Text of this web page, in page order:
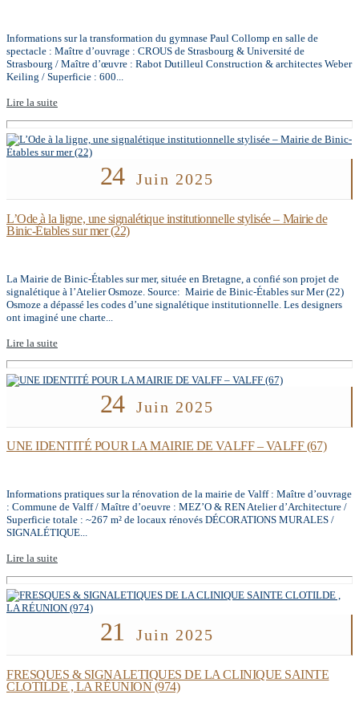
Informations sur la transformation du gymnase Paul Collomp en salle de
spectacle : Maître d’ouvrage : CROUS de Strasbourg & Université de
Strasbourg / Maître d’œuvre : Rabot Dutilleul Construction & architectes Weber
Keiling / Superficie : 600...
Lire la suite
24 Juin 2025
L’Ode à la ligne, une signalétique institutionnelle stylisée – Mairie de
Binic-Étables sur mer (22)
La Mairie de Binic-Étables sur mer, située en Bretagne, a confié son projet de
signalétique à l’Atelier Osmoze. Source: Mairie de Binic-Étables sur Mer (22)
Osmoze a dépassé les codes d’une signalétique institutionnelle. Les designers
ont imaginé une charte...
Lire la suite
24 Juin 2025
UNE IDENTITÉ POUR LA MAIRIE DE VALFF – VALFF (67)
Informations pratiques sur la rénovation de la mairie de Valff : Maître d’ouvrage
: Commune de Valff / Maître d’oeuvre : MEZ’O & REN Atelier d’Architecture /
Superficie totale : ~267 m² de locaux rénovés DÉCORATIONS MURALES /
SIGNALÉTIQUE...
Lire la suite
21 Juin 2025
FRESQUES & SIGNALETIQUES DE LA CLINIQUE SAINTE
CLOTILDE , LA RÉUNION (974)